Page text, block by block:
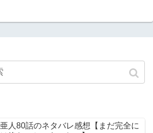
亜人80話のネタバレ感想【まだ完全に